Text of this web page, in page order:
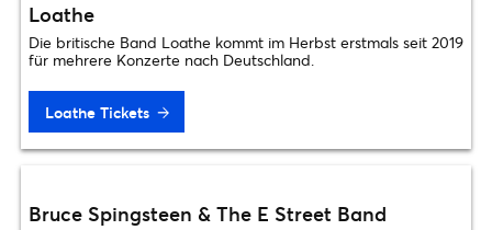
Loathe
Die britische Band Loathe kommt im Herbst erstmals seit 2019
für mehrere Konzerte nach Deutschland.
Loathe Tickets
Bruce Spingsteen & The E Street Band